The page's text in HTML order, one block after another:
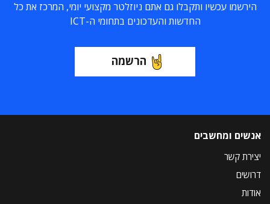
הירשמו עכשיו ותקבלו גם אתם ניוזלטר מקצועי יומי, המרכז את כל
החדשות והעדכונים בתחומי ה-ICT
הרשמה
אנשים ומחשבים
יצירת קשר
דרושים
אודות